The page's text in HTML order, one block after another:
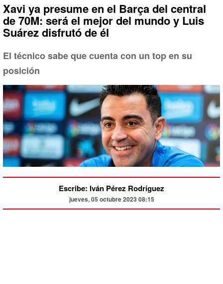
Xavi ya presume en el Barça del central
de 70M: será el mejor del mundo y Luis
Suárez disfrutó de él
El técnico sabe que cuenta con un top en su
posición
Escribe: Iván Pérez Rodríguez
jueves, 05 octubre 2023 08:15